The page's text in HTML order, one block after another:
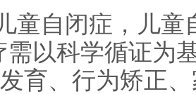
童自闭症，儿
需以科学循证为
育、行为矫正